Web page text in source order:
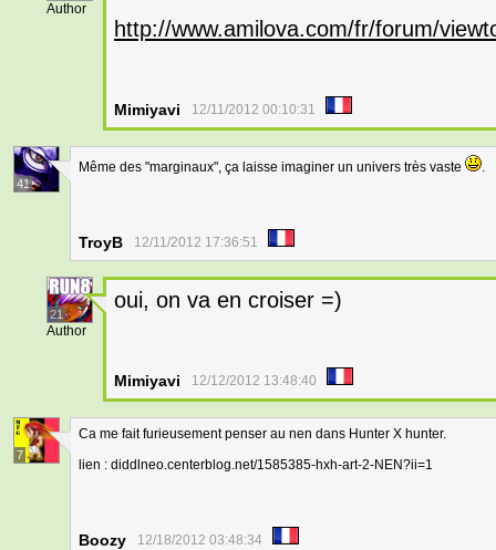
Author
http://www.amilova.com/fr/forum/
Mimiyavi 12/11/2012 00:10:31
41
Même des "marginaux", ça laisse imaginer un univers très vaste .
TroyB 12/11/2012 17:36:51
21
Author
oui, on va en croiser =)
Mimiyavi 12/12/2012 13:48:40
7
Ca me fait furieusement penser au nen dans Hunter X hunter.
lien : diddlneo.centerblog.net/1585385-hxh-art-2-NEN?ii=1
Boozy 12/18/2012 03:48:34